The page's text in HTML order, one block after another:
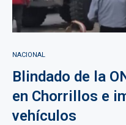
NACIONAL
Blindado de la
en Chorrillos e
vehículos